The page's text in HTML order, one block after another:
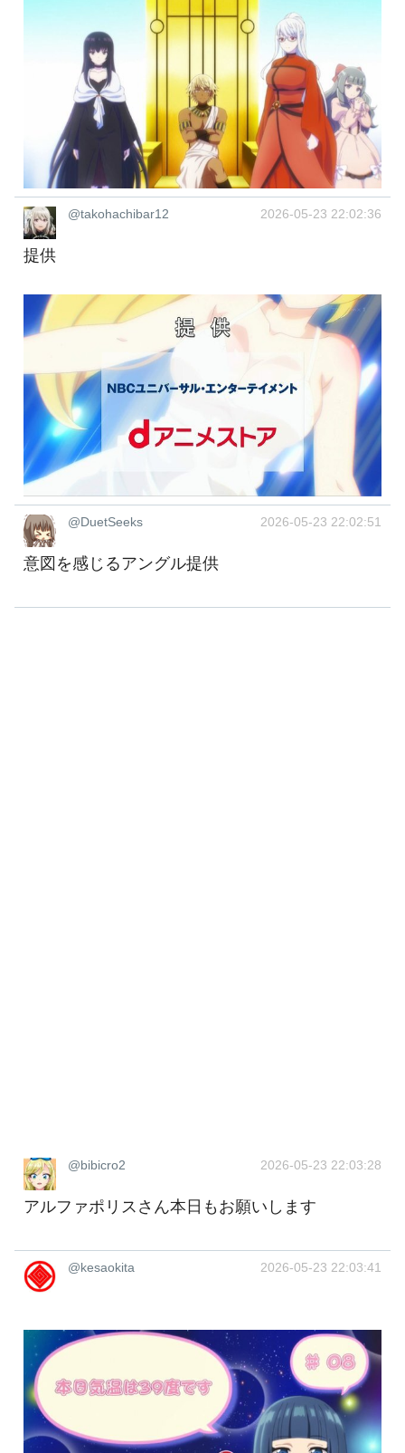
@takohachibar12 2026-05-23 22:02:36
提供
@DuetSeeks 2026-05-23 22:02:51
意図を感じるアングル提供
@bibicro2 2026-05-23 22:03:28
アルファポリスさん本日もお願いします
@kesaokita 2026-05-23 22:03:41